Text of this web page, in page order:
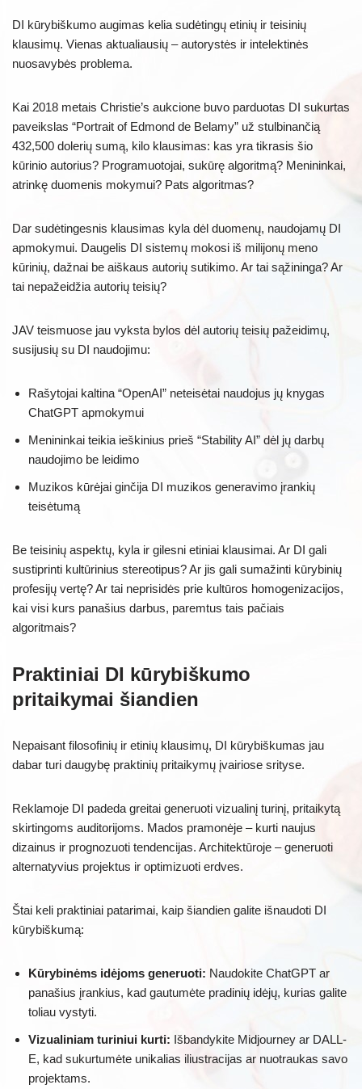
DI kūrybiškumo augimas kelia sudėtingų etinių ir teisinių
klausimų. Vienas aktualiausių – autorystės ir intelektinės
nuosavybės problema.
Kai 2018 metais Christie’s aukcione buvo parduotas DI sukurtas
paveikslas “Portrait of Edmond de Belamy” už stulbinančią
432,500 dolerių sumą, kilo klausimas: kas yra tikrasis šio
kūrinio autorius? Programuotojai, sukūrę algoritmą? Menininkai,
atrinkę duomenis mokymui? Pats algoritmas?
Dar sudėtingesnis klausimas kyla dėl duomenų, naudojamų DI
apmokymui. Daugelis DI sistemų mokosi iš milijonų meno
kūrinių, dažnai be aiškaus autorių sutikimo. Ar tai sąžininga? Ar
tai nepažeidžia autorių teisių?
JAV teismuose jau vyksta bylos dėl autorių teisių pažeidimų,
susijusių su DI naudojimu:
Rašytojai kaltina “OpenAI” neteisėtai naudojus jų knygas
ChatGPT apmokymui
Menininkai teikia ieškinius prieš “Stability AI” dėl jų darbų
naudojimo be leidimo
Muzikos kūrėjai ginčija DI muzikos generavimo įrankių
teisėtumą
Be teisinių aspektų, kyla ir gilesni etiniai klausimai. Ar DI gali
sustiprinti kultūrinius stereotipus? Ar jis gali sumažinti kūrybinių
profesijų vertę? Ar tai neprisidės prie kultūros homogenizacijos,
kai visi kurs panašius darbus, paremtus tais pačiais
algoritmais?
Praktiniai DI kūrybiškumo
pritaikymai šiandien
Nepaisant filosofinių ir etinių klausimų, DI kūrybiškumas jau
dabar turi daugybę praktinių pritaikymų įvairiose srityse.
Reklamoje DI padeda greitai generuoti vizualinį turinį, pritaikytą
skirtingoms auditorijoms. Mados pramonėje – kurti naujus
dizainus ir prognozuoti tendencijas. Architektūroje – generuoti
alternatyvius projektus ir optimizuoti erdves.
Štai keli praktiniai patarimai, kaip šiandien galite išnaudoti DI
kūrybiškumą:
Kūrybinėms idėjoms generuoti: Naudokite ChatGPT ar
panašius įrankius, kad gautumėte pradinių idėjų, kurias galite
toliau vystyti.
Vizualiniam turiniui kurti: Išbandykite Midjourney ar DALL-
E, kad sukurtumėte unikalias iliustracijas ar nuotraukas savo
projektams.